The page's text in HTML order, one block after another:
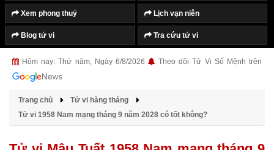
Xem phong thuỷ Lịch vạn niên
Blog tử vi Tra cứu tử vi
Hôm nay: Thứ năm, Ngày 6/8/2026 Theo dõi Tử Vi Số Mệnh trên
Trang chủ
Tử vi hàng tháng
Tử vi 1958 Nam mạng tháng 9 năm 2028 có tốt không?